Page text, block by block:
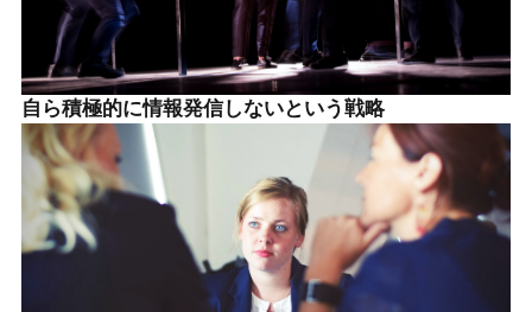
自ら積極的に情報発信しないという戦略